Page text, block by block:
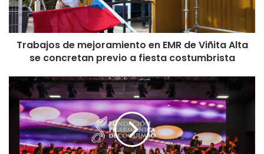
Viñita
Alta
se
concretan
previo
fiesta
costumbrista
Trabajos de mejoramiento en EMR de Viñita Alta
se concretan previo a fiesta costumbrista
Mozart,
ópera
música
contemporánea:
Orquesta